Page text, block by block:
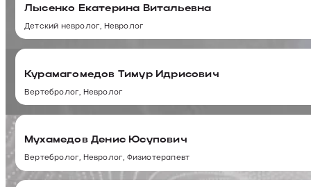
Лысенко Екатерина Витальевна
Детский невролог, Невролог
Курамагомедов Тимур Идрисович
Вертебролог, Невролог
Мухамедов Денис Юсупович
Вертебролог, Невролог, Физиотерапевт